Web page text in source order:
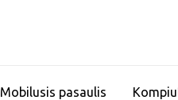
Mobilusis pasaulis